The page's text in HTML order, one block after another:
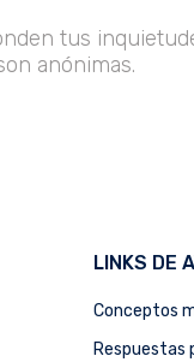
tus
anónimas.
LINKS DE
Conceptos
Respuestas